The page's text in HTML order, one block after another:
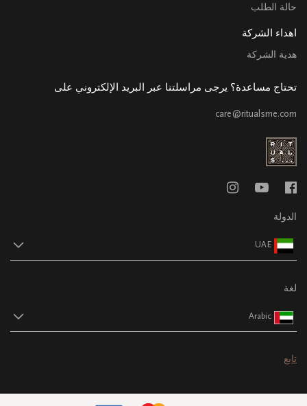
حالة الطلب
اهداء الشركة
هدية الشركة
تحتاج مساعدة؟ يرجى مراسلتنا عبر البريد الإلكتروني على
care@ritualsme.com
الدولة
UAE
لغة
Arabic
تابع